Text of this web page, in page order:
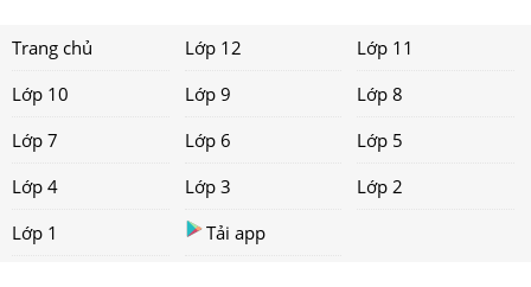
Trang chủ Lớp 12
Lớp 11
Lớp 10
Lớp 9
Lớp 8
Lớp 7
Lớp 6
Lớp 5
Lớp 4
Lớp 3
Lớp 2
Lớp 1
Tải app